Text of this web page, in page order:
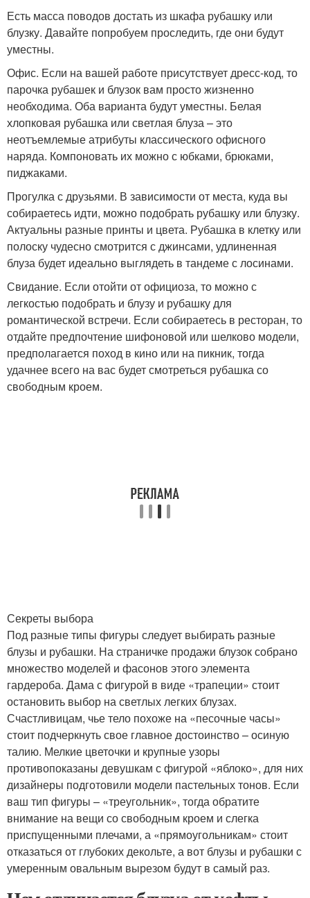
Есть масса поводов достать из шкафа рубашку или
блузку. Давайте попробуем проследить, где они будут
уместны.
Офис. Если на вашей работе присутствует дресс-код, то
парочка рубашек и блузок вам просто жизненно
необходима. Оба варианта будут уместны. Белая
хлопковая рубашка или светлая блуза – это
неотъемлемые атрибуты классического офисного
наряда. Компоновать их можно с юбками, брюками,
пиджаками.
Прогулка с друзьями. В зависимости от места, куда вы
собираетесь идти, можно подобрать рубашку или блузку.
Актуальны разные принты и цвета. Рубашка в клетку или
полоску чудесно смотрится с джинсами, удлиненная
блуза будет идеально выглядеть в тандеме с лосинами.
Свидание. Если отойти от официоза, то можно с
легкостью подобрать и блузу и рубашку для
романтической встречи. Если собираетесь в ресторан, то
отдайте предпочтение шифоновой или шелково модели,
предполагается поход в кино или на пикник, тогда
удачнее всего на вас будет смотреться рубашка со
свободным кроем.
Секреты выбора
Под разные типы фигуры следует выбирать разные
блузы и рубашки. На страничке продажи блузок собрано
множество моделей и фасонов этого элемента
гардероба. Дама с фигурой в виде «трапеции» стоит
остановить выбор на светлых легких блузах.
Счастливицам, чье тело похоже на «песочные часы»
стоит подчеркнуть свое главное достоинство – осиную
талию. Мелкие цветочки и крупные узоры
противопоказаны девушкам с фигурой «яблоко», для них
дизайнеры подготовили модели пастельных тонов. Если
ваш тип фигуры – «треугольник», тогда обратите
внимание на вещи со свободным кроем и слегка
приспущенными плечами, а «прямоугольникам» стоит
отказаться от глубоких декольте, а вот блузы и рубашки с
умеренным овальным вырезом будут в самый раз.